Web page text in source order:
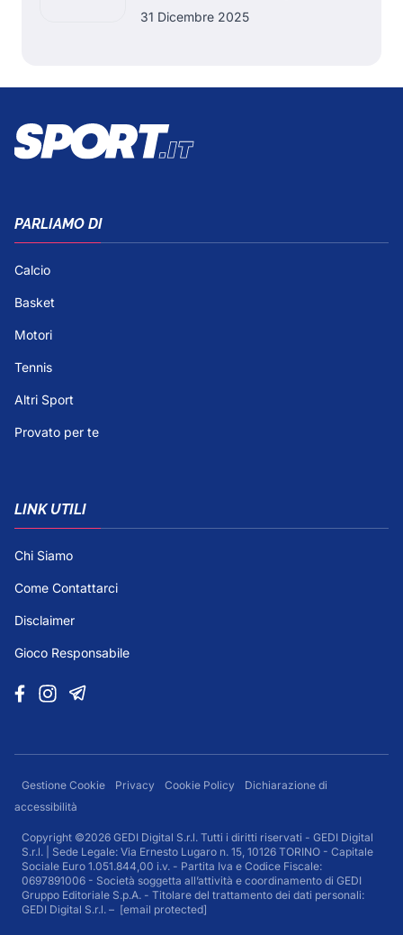
31 Dicembre 2025
PARLIAMO DI
Calcio
Basket
Motori
Tennis
Altri Sport
Provato per te
LINK UTILI
Chi Siamo
Come Contattarci
Disclaimer
Gioco Responsabile
Gestione Cookie Privacy Cookie Policy
Dichiarazione di
accessibilità
Copyright ©2026 GEDI Digital S.r.l. Tutti i diritti riservati - GEDI Digital
S.r.l. | Sede Legale: Via Ernesto Lugaro n. 15, 10126 TORINO - Capitale
Sociale Euro 1.051.844,00 i.v. - Partita Iva e Codice Fiscale:
0697891006 - Società soggetta all’attività e coordinamento di GEDI
Gruppo Editoriale S.p.A. - Titolare del trattamento dei dati personali:
GEDI Digital S.r.l. – [email protected]